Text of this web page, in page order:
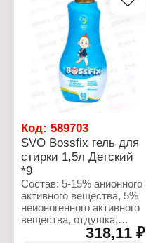
Код: 589703
SVO Bossfix гель для
стирки 1,5л Детский
*9
Состав: 5-15% анионного
активного вещества, 5%
неионогенного активного
вещества, отдушка,
318,11 ₽